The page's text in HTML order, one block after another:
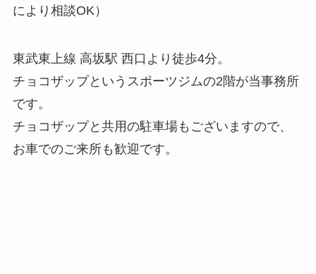
により相談OK）
東武東上線 高坂駅 西口より徒歩4分。
チョコザップというスポーツジムの2階が当事務所
です。
チョコザップと共用の駐車場もございますので、
お車でのご来所も歓迎です。